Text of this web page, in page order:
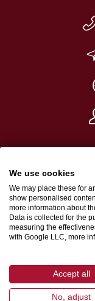
We use cookies
We may place these for
show personalised
more information about
Data is collected for the
measuring the
with Google LLC, more
Accept all
No, adjust